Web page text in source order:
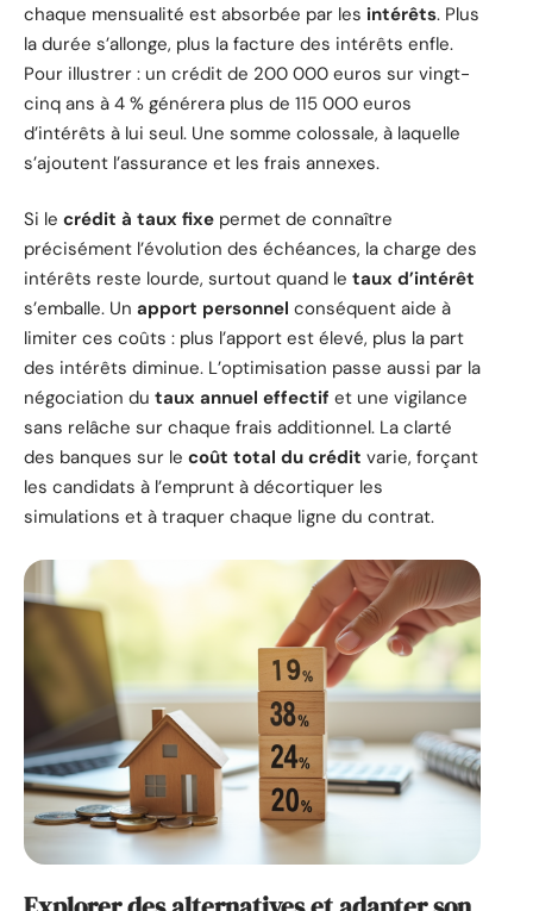
chaque mensualité est absorbée par les intérêts. Plus
la durée s’allonge, plus la facture des intérêts enfle.
Pour illustrer : un crédit de 200 000 euros sur vingt-
cinq ans à 4 % générera plus de 115 000 euros
d’intérêts à lui seul. Une somme colossale, à laquelle
s’ajoutent l’assurance et les frais annexes.
Si le crédit à taux fixe permet de connaître
précisément l’évolution des échéances, la charge des
intérêts reste lourde, surtout quand le taux d’intérêt
s’emballe. Un apport personnel conséquent aide à
limiter ces coûts : plus l’apport est élevé, plus la part
des intérêts diminue. L’optimisation passe aussi par la
négociation du taux annuel effectif et une vigilance
sans relâche sur chaque frais additionnel. La clarté
des banques sur le coût total du crédit varie, forçant
les candidats à l’emprunt à décortiquer les
simulations et à traquer chaque ligne du contrat.